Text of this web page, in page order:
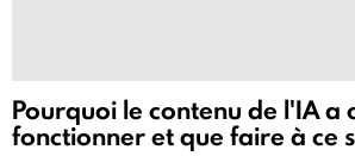
Pourquoi le contenu de l'IA a
fonctionner et que faire à ce